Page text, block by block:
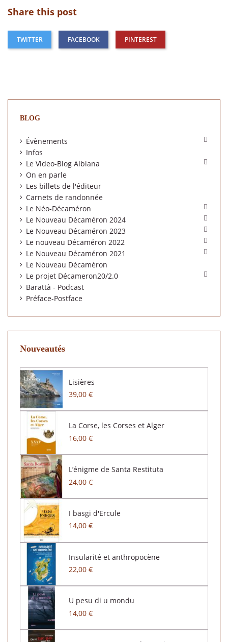
Share this post
TWITTER FACEBOOK PINTEREST
BLOG
Évènements 
Infos
Le Video-Blog Albiana

On en parle
Les billets de l'éditeur
Carnets de randonnée
Le Néo-Décaméron

Le Nouveau Décaméron 2024 
Le Nouveau Décaméron 2023 
Le nouveau Décaméron 2022 
Le Nouveau Décaméron 2021 
Le Nouveau Décaméron
Le projet Décameron20/2.0

Barattà - Podcast
Préface-Postface
Nouveautés
Lisières
39,00 €
La Corse, les Corses et Alger
16,00 €
L’énigme de Santa Restituta
24,00 €
I basgi d'Ercule
14,00 €
Insularité et anthropocène
22,00 €
U pesu di u mondu
14,00 €